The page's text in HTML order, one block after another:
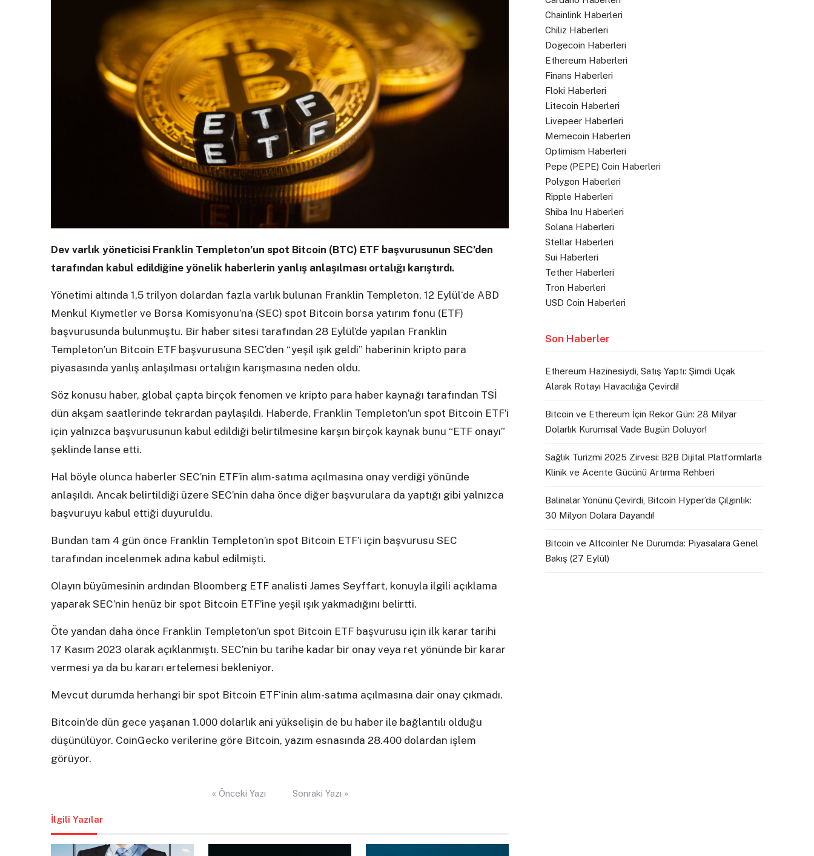
Dev varlık yöneticisi Franklin Templeton’un spot Bitcoin (BTC) ETF başvurusunun SEC’den
tarafından kabul edildiğine yönelik haberlerin yanlış anlaşılması ortalığı karıştırdı.
Yönetimi altında 1,5 trilyon dolardan fazla varlık bulunan Franklin Templeton, 12 Eylül‘de ABD
Menkul Kıymetler ve Borsa Komisyonu’na (SEC) spot Bitcoin borsa yatırım fonu (ETF)
başvurusunda bulunmuştu. Bir haber sitesi tarafından 28 Eylül’de yapılan Franklin
Templeton’un Bitcoin ETF başvurusuna SEC’den “yeşil ışık geldi” haberinin kripto para
piyasasında yanlış anlaşılması ortalığın karışmasına neden oldu.
Söz konusu haber, global çapta birçok fenomen ve kripto para haber kaynağı tarafından TSİ
dün akşam saatlerinde tekrardan paylaşıldı. Haberde, Franklin Templeton’un spot Bitcoin ETF’i
için yalnızca başvurusunun kabul edildiği belirtilmesine karşın birçok kaynak bunu “ETF onayı”
şeklinde lanse etti.
Hal böyle olunca haberler SEC’nin ETF’in alım-satıma açılmasına onay verdiği yönünde
anlaşıldı. Ancak belirtildiği üzere SEC’nin daha önce diğer başvurulara da yaptığı gibi yalnızca
başvuruyu kabul ettiği duyuruldu.
Bundan tam 4 gün önce Franklin Templeton’ın spot Bitcoin ETF’i için başvurusu SEC
tarafından incelenmek adına kabul edilmişti.
Olayın büyümesinin ardından Bloomberg ETF analisti James Seyffart, konuyla ilgili açıklama
yaparak SEC’nin henüz bir spot Bitcoin ETF’ine yeşil ışık yakmadığını belirtti.
Öte yandan daha önce Franklin Templeton’un spot Bitcoin ETF başvurusu için ilk karar tarihi
17 Kasım 2023 olarak açıklanmıştı. SEC’nin bu tarihe kadar bir onay veya ret yönünde bir karar
vermesi ya da bu kararı ertelemesi bekleniyor.
Mevcut durumda herhangi bir spot Bitcoin ETF‘inin alım-satıma açılmasına dair onay çıkmadı.
Bitcoin’de dün gece yaşanan 1.000 dolarlık ani yükselişin de bu haber ile bağlantılı olduğu
düşünülüyor. CoinGecko verilerine göre Bitcoin, yazım esnasında 28.400 dolardan işlem
görüyor.
« Önceki Yazı Sonraki Yazı »
İlgili Yazılar
Chainlink Haberleri
Chiliz Haberleri
Dogecoin Haberleri
Ethereum Haberleri
Finans Haberleri
Floki Haberleri
Litecoin Haberleri
Livepeer Haberleri
Memecoin Haberleri
Optimism Haberleri
Pepe (PEPE) Coin Haberleri
Polygon Haberleri
Ripple Haberleri
Shiba Inu Haberleri
Solana Haberleri
Stellar Haberleri
Sui Haberleri
Tether Haberleri
Tron Haberleri
USD Coin Haberleri
Son Haberler
Ethereum Hazinesiydi, Satış Yaptı: Şimdi Uçak
Alarak Rotayı Havacılığa Çevirdi!
Bitcoin ve Ethereum İçin Rekor Gün: 28 Milyar
Dolarlık Kurumsal Vade Bugün Doluyor!
Sağlık Turizmi 2025 Zirvesi: B2B Dijital Platformlarla
Klinik ve Acente Gücünü Artırma Rehberi
Balinalar Yönünü Çevirdi, Bitcoin Hyper’da Çılgınlık:
30 Milyon Dolara Dayandı!
Bitcoin ve Altcoinler Ne Durumda: Piyasalara Genel
Bakış (27 Eylül)